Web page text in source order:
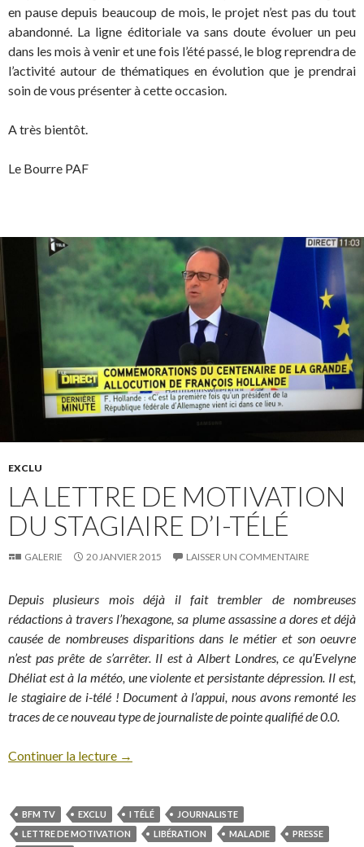
en pause depuis beaucoup de mois, le projet n’est pas du tout
abandonné. La ligne éditoriale va sans doute évoluer un peu
dans les mois à venir et une fois l’été passé, le blog reprendra de
l’activité autour de thématiques en évolution que je prendrai
soin de vous présenter à cette occasion.
A très bientôt.
Le Bourre PAF
EXCLU
LA LETTRE DE MOTIVATION
DU STAGIAIRE D’I-TÉLÉ
GALERIE 20 JANVIER 2015 LAISSER UN COMMENTAIRE
Depuis plusieurs mois déjà il fait trembler de nombreuses
rédactions à travers l’hexagone, sa plume assassine a dores et déjà
causée de nombreuses disparitions dans le métier et son oeuvre
n’est pas prête de s’arrêter. Il est à Albert Londres, ce qu’Evelyne
Dhéliat est à la météo, une violente et persistante dépression. Il est,
le stagiaire de i-télé ! Document à l’appui, nous avons remonté les
traces de ce nouveau type de journaliste de pointe qualifié de 0.0.
Continuer la lecture →
BFM TV EXCLU I TÉLÉ
JOURNALISTE
LETTRE DE MOTIVATION
LIBÉRATION MALADIE
PRESSE